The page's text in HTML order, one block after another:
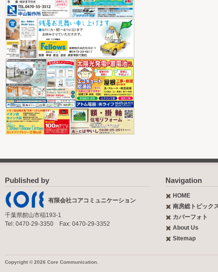
Published by
有限会社コアコミュニケーション
千葉県館山市稲193-1
Tel: 0470-29-3350 Fax: 0470-29-3352
Navigation
HOME
南房総トピック
カバーフォト
About Us
Sitemap
Copyright © 2026 Core Communication.